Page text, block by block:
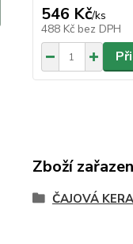
546 Kč/ks
488 Kč bez DPH
Zboží
ČAJOVÁ